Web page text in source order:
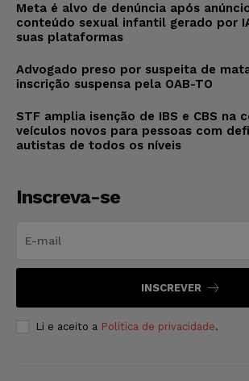
Meta é alvo de denúncia após
conteúdo sexual infantil gerado por
suas plataformas
Advogado preso por suspeita de
inscrição suspensa pela OAB-TO
STF amplia isenção de IBS e CBS na
veículos novos para pessoas com
autistas de todos os níveis
Inscreva-se
INSCREVER
Li e aceito a Política de privacidade.